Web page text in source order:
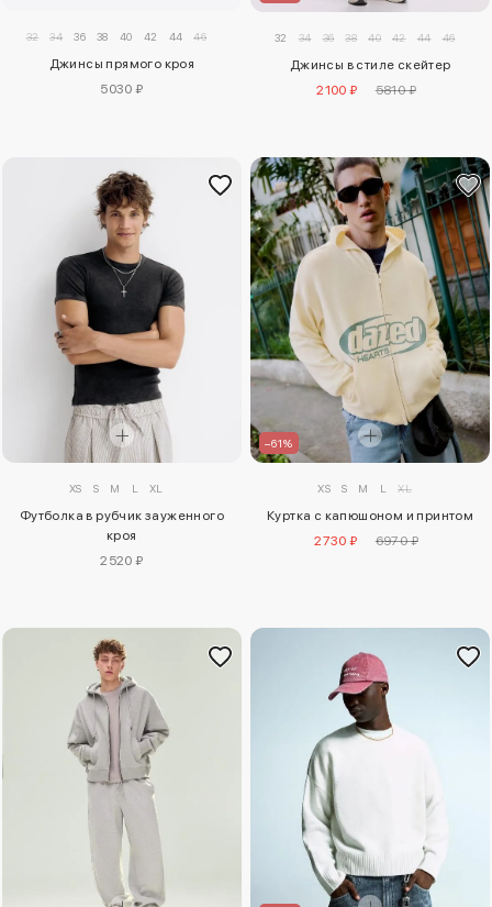
32 34 36 38 40 42 44 46
Джинсы прямого кроя
5030 ₽
32 34 36 38 40 42 44 46
Джинсы в стиле скейтер
2100 ₽
5810 ₽
XS S M L XL
Футболка в рубчик зауженного
кроя
2520 ₽
–61%
XS S M L XL
Куртка с капюшоном и принтом
2730 ₽
6970 ₽